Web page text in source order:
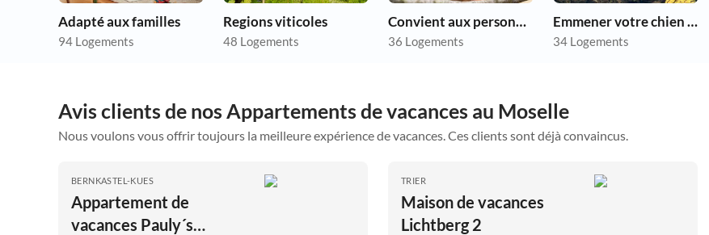
Adapté aux familles
94 Logements
Regions viticoles
48 Logements
Convient aux personnes allergiques
36 Logements
Emmener votre chien en vacances
34 Logements
Avis clients de nos Appartements de vacances au Moselle
Nous voulons vous offrir toujours la meilleure expérience de vacances. Ces clients sont déjà convaincus.
BERNKASTEL-KUES
Appartement de
vacances Pauly´s
TRIER
Maison de vacances
Lichtberg 2